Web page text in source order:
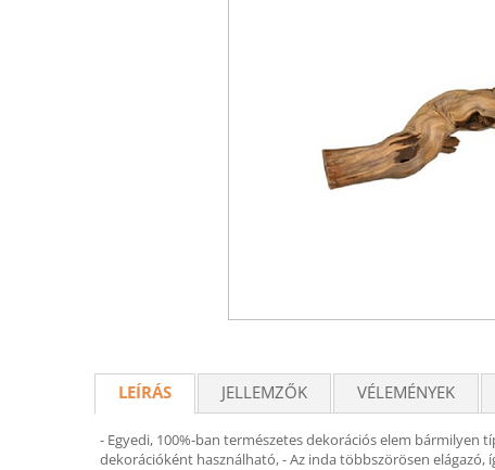
LEÍRÁS JELLEMZŐK VÉLEMÉNYEK
- Egyedi, 100%-ban természetes dekorációs elem
dekorációként használható, - Az inda többszörösen